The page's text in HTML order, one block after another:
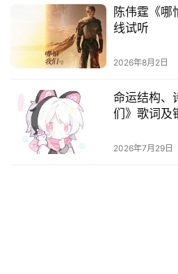
词
语
陈伟霆《哪
线试听
2026年8月2日
命运结构、
们》歌词及
2026年7月29日